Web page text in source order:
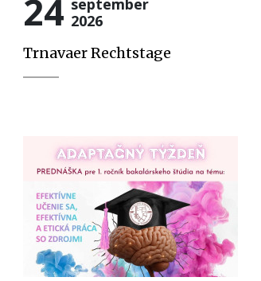
24 september
2026
Trnavaer Rechtstage